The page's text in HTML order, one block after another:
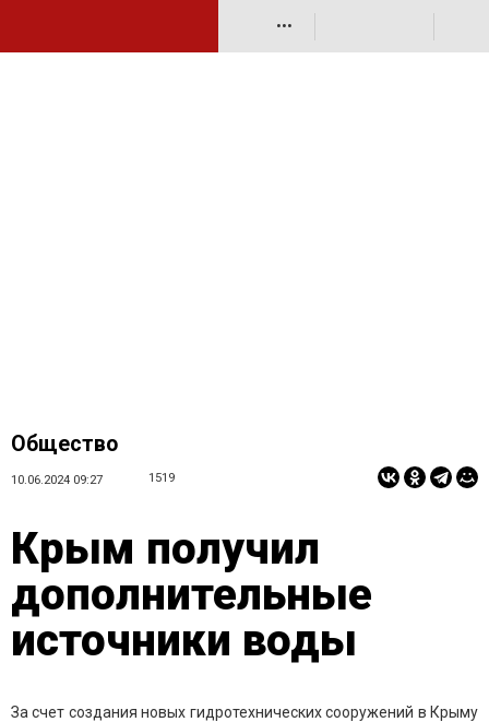
•••
Общество
10.06.2024 09:27 1519
Крым получил
дополнительные
источники воды
За счет создания новых гидротехнических сооружений в Крыму